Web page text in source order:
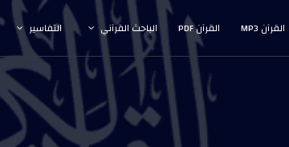
القرآن MP3 القرآن PDF الباحث القرآني التفاسير